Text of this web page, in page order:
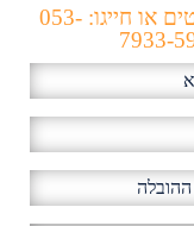
השאירו פרטים או חייגו: 053-
7933-